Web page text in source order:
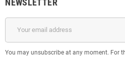
NEWSLETTER
You may unsubscribe at any moment. For